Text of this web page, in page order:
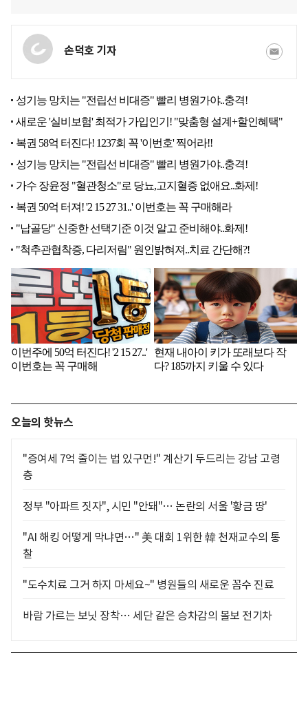
손덕호 기자
오늘의 핫뉴스
"증여세 7억 줄이는 법 있구먼!" 계산기 두드리는 강남 고령
층
정부 "아파트 짓자", 시민 "안돼"… 논란의 서울 '황금 땅'
"AI 해킹 어떻게 막냐면…" 美 대회 1위한 韓 천재교수의 통
찰
"도수치료 그거 하지 마세요~" 병원들의 새로운 꼼수 진료
바람 가르는 보닛 장착… 세단 같은 승차감의 볼보 전기차